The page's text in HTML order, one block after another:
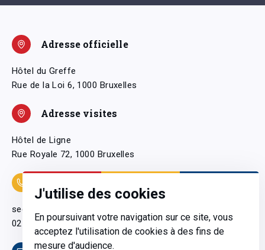
J'utilise des cookies
En poursuivant votre navigation sur ce site, vous
acceptez l'utilisation de cookies à des fins de
mesure d'audience.
Adresse officielle
Hôtel du Greffe
Rue de la Loi 6, 1000 Bruxelles
Adresse visites
Hôtel de Ligne
Rue Royale 72, 1000 Bruxelles
secretariatgeneral@pfwb.be
02 506 38 11